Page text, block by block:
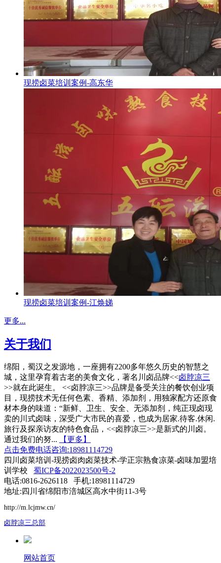
现捞卤菜培训案例-高东华
现捞卤菜培训案例-江焕娣
更多...
关于我们
绵阳，蜀汉之发源地，一座拥有2200多年悠久历史的智慧之
城，这里孕育着古老的美食文化，著名川卤品牌<<卤脖凉三
>>就在此诞生。 <<卤脖凉三>>品牌是备受关注的餐饮创业项
目，现捞技术无任何色素、香精、添加剂，用独家配方还原食
材本身的味道：“新鲜、卫生、安全、无添加剂，纯正现卤现
卖的川式卤味，深受广大市民的喜爱，也成为居家.待客.休闲.
旅行及探亲访友的特色食品，<<卤脖凉三>>是新式的川卤。
通过我们的努...
【更多】
点击免费电话咨询:18981114729
四川卤菜培训-现捞卤肉卤菜技术-学正宗熟食凉菜-卤味加盟培
训学校 蜀ICP备2022023500号-2
电话:0816-2626118 手机:18981114729
地址:四川省绵阳市涪城区高水中街11-3号
http://m.lcjmw.cn/
卤脖凉三总部
网站首页